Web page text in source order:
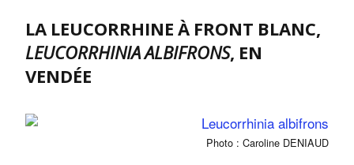
LA LEUCORRHINE À FRONT BLANC,
LEUCORRHINIA ALBIFRONS, EN
VENDÉE
Photo : Caroline DENIAUD